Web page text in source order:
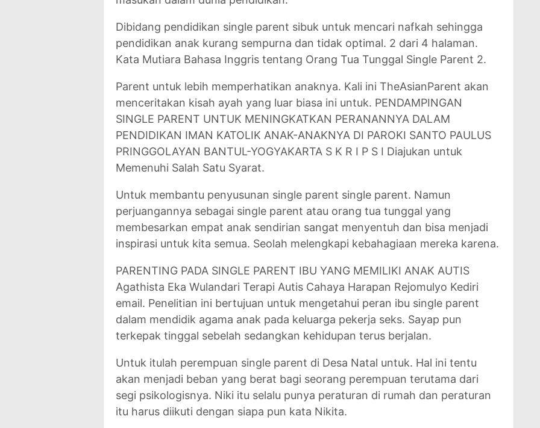
Dibidang pendidikan single parent sibuk untuk mencari nafkah sehingga
pendidikan anak kurang sempurna dan tidak optimal. 2 dari 4 halaman.
Kata Mutiara Bahasa Inggris tentang Orang Tua Tunggal Single Parent 2.
Parent untuk lebih memperhatikan anaknya. Kali ini TheAsianParent akan
menceritakan kisah ayah yang luar biasa ini untuk. PENDAMPINGAN
SINGLE PARENT UNTUK MENINGKATKAN PERANANNYA DALAM
PENDIDIKAN IMAN KATOLIK ANAK-ANAKNYA DI PAROKI SANTO PAULUS
PRINGGOLAYAN BANTUL-YOGYAKARTA S K R I P S I Diajukan untuk
Memenuhi Salah Satu Syarat.
Untuk membantu penyusunan single parent single parent. Namun
perjuangannya sebagai single parent atau orang tua tunggal yang
membesarkan empat anak sendirian sangat menyentuh dan bisa menjadi
inspirasi untuk kita semua. Seolah melengkapi kebahagiaan mereka karena.
PARENTING PADA SINGLE PARENT IBU YANG MEMILIKI ANAK AUTIS
Agathista Eka Wulandari Terapi Autis Cahaya Harapan Rejomulyo Kediri
email. Penelitian ini bertujuan untuk mengetahui peran ibu single parent
dalam mendidik agama anak pada keluarga pekerja seks. Sayap pun
terkepak tinggal sebelah sedangkan kehidupan terus berjalan.
Untuk itulah perempuan single parent di Desa Natal untuk. Hal ini tentu
akan menjadi beban yang berat bagi seorang perempuan terutama dari
segi psikologisnya. Niki itu selalu punya peraturan di rumah dan peraturan
itu harus diikuti dengan siapa pun kata Nikita.